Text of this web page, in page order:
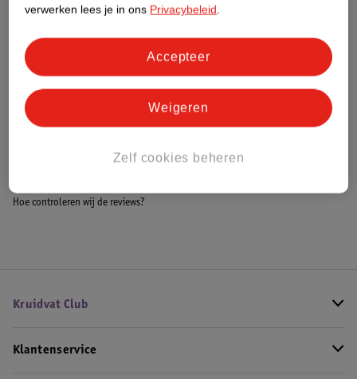
Bestel & Bezorginformatie
Bekijk ook
Alle Bad & douche geschenksets
Hoe controleren wij de reviews?
Kruidvat Club
Klantenservice
verwerken lees je in ons Privacybeleid.
Zelf cookies beheren
Weigeren
Accepteer